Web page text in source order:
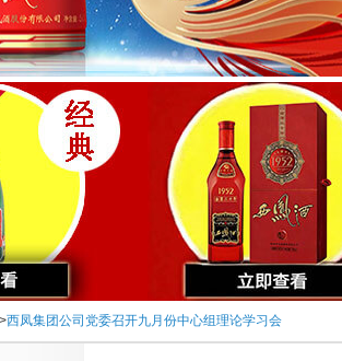
>西凤集团公司党委召开九月份中心组理论学习会